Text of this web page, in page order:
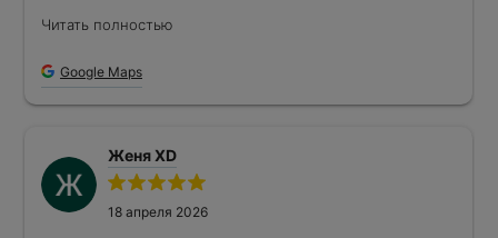
сохранности.Прибор работает чётко,реально
Читать полностью
Google Maps
Женя XD
18 апреля 2026